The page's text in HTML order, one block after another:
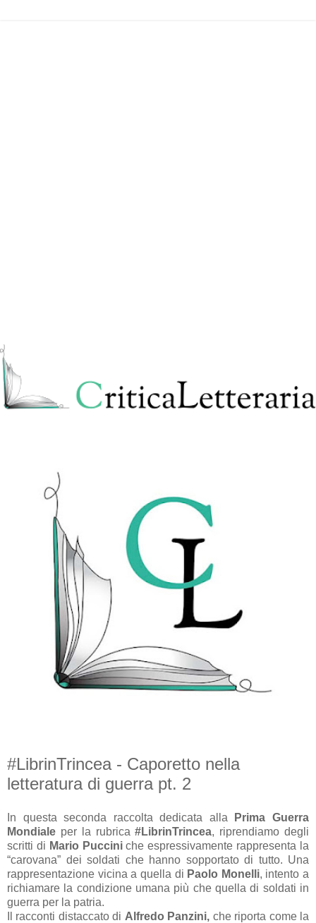
#LibrinTrincea - Caporetto nella
letteratura di guerra pt. 2
In questa seconda raccolta dedicata alla
Prima Guerra
Mondiale per la rubrica#LibrinTrincea, riprendiamo degli
scritti di Mario Pucciniche espressivamente rappresenta la
“carovana” dei soldati che hanno sopportato di tutto. Una
rappresentazione vicina a quella di Paolo Monelli, intento a
richiamare la condizione umana più che quella di soldati in
guerra per la patria.
Il racconti distaccato di Alfredo Panzini, che riporta come la